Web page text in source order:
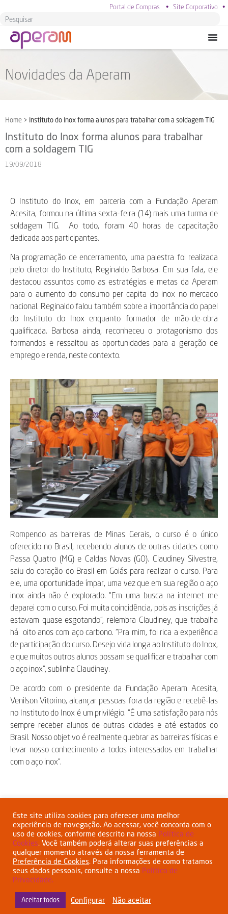
Portal de Compras • Site Corporativo •
Novidades da Aperam
Home > Instituto do Inox forma alunos para trabalhar com a soldagem TIG
Instituto do Inox forma alunos para trabalhar
com a soldagem TIG
19/09/2018
O Instituto do Inox, em parceria com a Fundação Aperam
Acesita, formou na última sexta-feira (14) mais uma turma de
soldagem TIG. Ao todo, foram 40 horas de capacitação
dedicada aos participantes.
Na programação de encerramento, uma palestra foi realizada
pelo diretor do Instituto, Reginaldo Barbosa. Em sua fala, ele
destacou assuntos como as estratégias e metas da Aperam
para o aumento do consumo per capita do inox no mercado
nacional. Reginaldo falou também sobre a importância do papel
do Instituto do Inox enquanto formador de mão-de-obra
qualificada. Barbosa ainda, reconheceu o protagonismo dos
formandos e ressaltou as oportunidades para a geração de
emprego e renda, neste contexto.
Rompendo as barreiras de Minas Gerais, o curso é o único
oferecido no Brasil, recebendo alunos de outras cidades como
Passa Quatro (MG) e Caldas Novas (GO). Claudiney Silvestre,
saiu do coração do Brasil em Goiás para realizar o curso. Para
ele, uma oportunidade ímpar, uma vez que em sua região o aço
inox ainda não é explorado. “Em uma busca na internet me
deparei com o curso. Foi muita coincidência, pois as inscrições já
estavam quase esgotando”, relembra Claudiney, que trabalha
há oito anos com aço carbono. “Pra mim, foi rica a experiência
de participação do curso. Desejo vida longa ao Instituto do Inox,
e que muitos outros alunos possam se qualificar e trabalhar com
o aço inox”, sublinha Claudiney.
De acordo com o presidente da Fundação Aperam Acesita,
Venilson Vitorino, alcançar pessoas fora da região e recebê-las
no Instituto do Inox é um privilégio. “É uma satisfação para nós
sempre receber alunos de outras cidades e até estados do
Brasil. Nosso objetivo é realmente quebrar as barreiras físicas e
levar nosso conhecimento a todos interessados em trabalhar
com o aço inox”.
Compartilhar:
Termos de Uso Política de Privacidade Política de Cookies
Este site utiliza cookies para oferecer uma melhor
experiência de navegação. Ao acessar, você concorda com o
uso de cookies, conforme descrito na nossa Política de
Cookies. Você também poderá alterar suas preferências a
qualquer momento através da nossa ferramenta de
Preferência de Cookies. Para informações de como tratamos
seus dados pessoais, consulte a nossa Política de
Privacidade.
Aceitar todos Configurar Não aceitar